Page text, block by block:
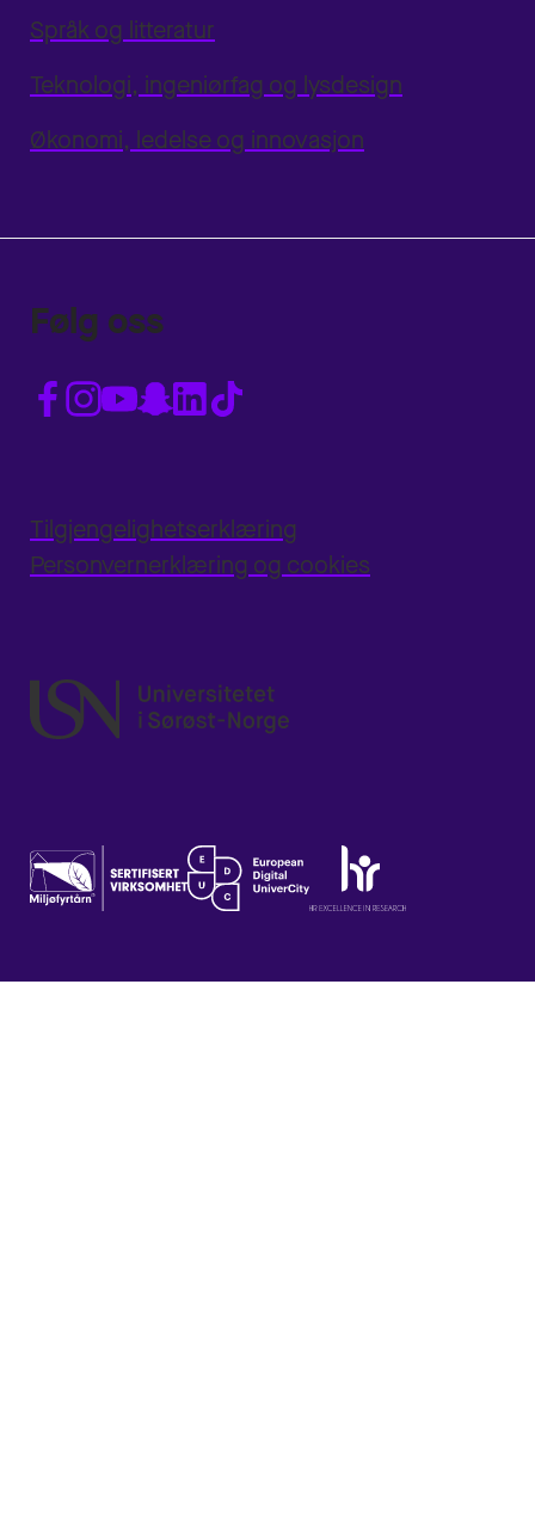
Språk og litteratur
Teknologi, ingeniørfag og lysdesign
Økonomi, ledelse og innovasjon
Følg oss
Tilgjengelighetserklæring
Personvernerklæring og cookies